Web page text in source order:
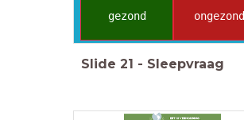
gezond ongezond
Slide 21 - Sleepvraag